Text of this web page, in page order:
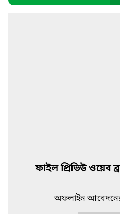
ফাইল প্রিভিউ ওয়েব
অফলাইন আবেদনের